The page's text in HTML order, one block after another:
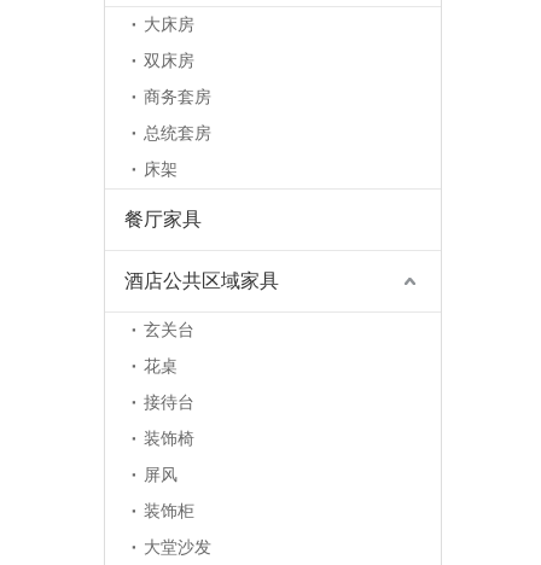
大床房
双床房
商务套房
总统套房
床架
餐厅家具
酒店公共区域家具
玄关台
花桌
接待台
装饰椅
屏风
装饰柜
大堂沙发